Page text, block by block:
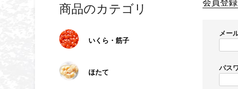
商品のカテゴリ
いくら・筋子
ほたて
会員登
メー
パス